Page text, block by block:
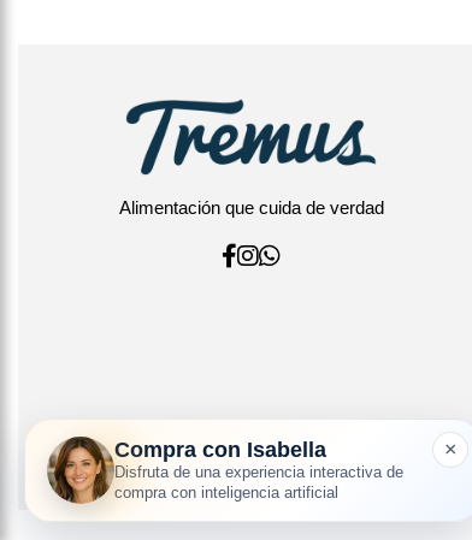
Alimentación que cuida de verdad